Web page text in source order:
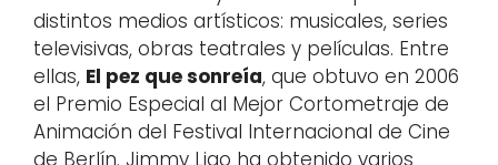
distintos medios artísticos: musicales, series
televisivas, obras teatrales y películas. Entre
ellas, El pez que sonreía, que obtuvo en 2006
el Premio Especial al Mejor Cortometraje de
Animación del Festival Internacional de Cine
de Berlín. Jimmy Liao ha obtenido varios